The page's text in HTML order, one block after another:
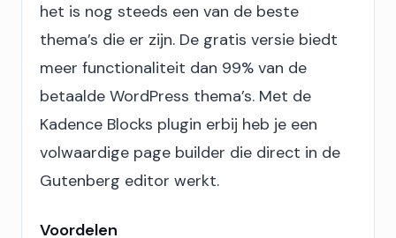
het is nog steeds een van de beste
thema’s die er zijn. De gratis versie biedt
meer functionaliteit dan 99% van de
betaalde WordPress thema’s. Met de
Kadence Blocks plugin erbij heb je een
volwaardige page builder die direct in de
Gutenberg editor werkt.
Voordelen